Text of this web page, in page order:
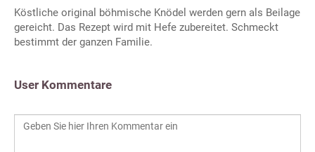
Köstliche original böhmische Knödel werden gern als Beilage
gereicht. Das Rezept wird mit Hefe zubereitet. Schmeckt
bestimmt der ganzen Familie.
User Kommentare